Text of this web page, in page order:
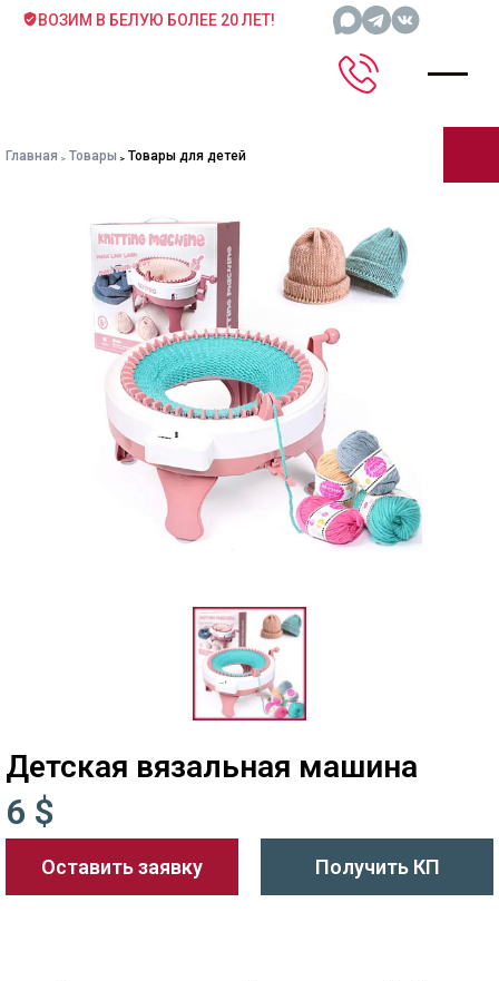
ВОЗИМ В БЕЛУЮ БОЛЕЕ 20 ЛЕТ!
Главная Товары Товары для детей
Детская вязальная машина
6 $
Оставить заявку Получить КП